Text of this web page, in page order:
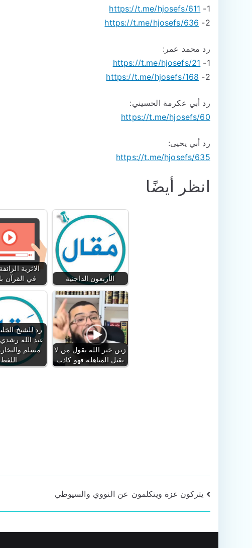
1-
https://t.me/hjosefs/611
2-
https://t.me/hjosefs/636
رد محمد عمر:
1-
https://t.me/hjosefs/21
2-
https://t.me/hjosefs/168
رد أبي عكرمة الحسيني:
https://t.me/hjosefs/60
رد أبي يحيى:
https://t.me/hjosefs/635
انظر أيضًا
الاثرية
في القرآن
الأربعون الداجنية
رد للشيخ
عبد الله رشدي
مسلم
اللفظ
زين خير الله يقول من لا
يقبل المباهلة فهو كاذب
تصفّح
المقالات
يتركون غزة ويتكلمون عن النووي والسيوطي